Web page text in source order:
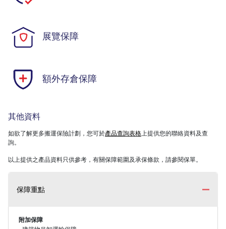
展覽保障
額外存倉保障
其他資料
如欲了解更多搬運保險計劃，您可於產品查詢表格 上提供您的聯絡資料及查
詢。
以上提供之產品資料只供參考，有關保障範圍及承保條款，請參閱保單。
保障重點
附加保障